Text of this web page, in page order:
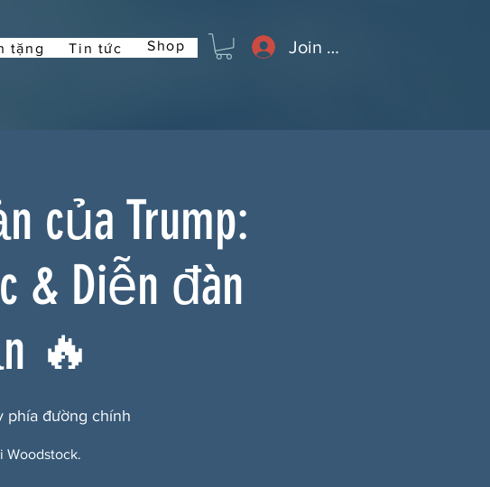
tặng Tin tức Shop Join or Log In
của Trump:
& Diễn đàn
🔥
phía đường chính
Woodstock.